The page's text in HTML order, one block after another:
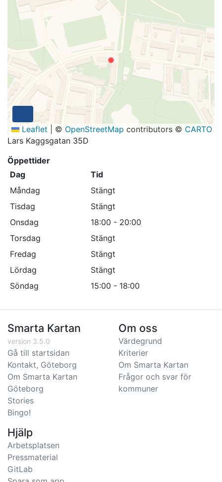
Leaflet © OpenStreetMap contributors © CARTO
Lars Kaggsgatan 35D
Öppettider
Dag
Tid
Måndag
Stängt
Tisdag
Stängt
Onsdag
18:00 - 20:00
Torsdag
Stängt
Fredag
Stängt
Lördag
Stängt
Söndag
15:00 - 18:00
Smarta Kartan
version 3.5.0
Gå till startsidan
Kontakt, Göteborg
Om Smarta Kartan
Göteborg
Stories
Bingo!
Om oss
Värdegrund
Kriterier
Om Smarta Kartan
Frågor och svar för
kommuner
Hjälp
Arbetsplatsen
Pressmaterial
GitLab